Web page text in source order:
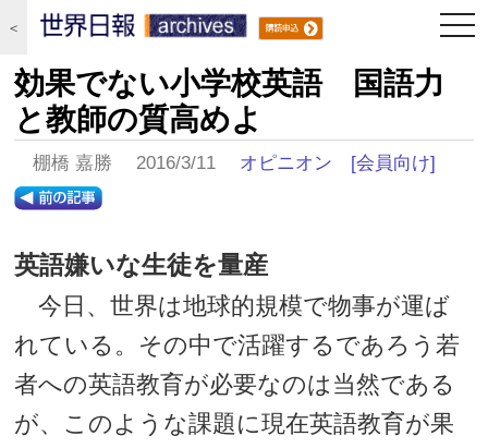
＜
効果でない小学校英語 国語力
と教師の質高めよ
棚橋 嘉勝 2016/3/11 オピニオン [会員向け]
英語嫌いな生徒を量産
今日、世界は地球的規模で物事が運ば
れている。その中で活躍するであろう若
者への英語教育が必要なのは当然である
が、このような課題に現在英語教育が果